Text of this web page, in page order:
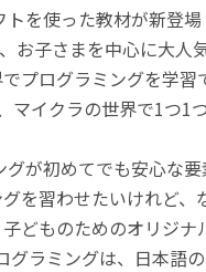
を使った教材が新登場
お子さまを中心に大人
プログラミングを学習
マイクラの世界で1つ1
が初めてでも安心な要
グを習わせたいけれど
どものためのオリジ
グラミングは、日本語